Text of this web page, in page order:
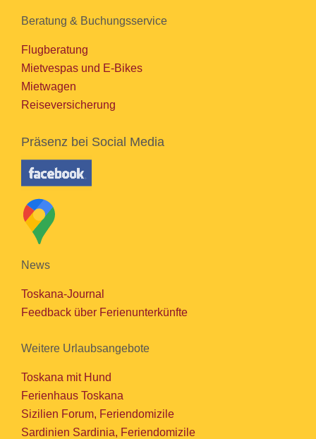
Beratung & Buchungsservice
Flugberatung
Mietvespas und E-Bikes
Mietwagen
Reiseversicherung
Präsenz bei Social Media
News
Toskana-Journal
Feedback über Ferienunterkünfte
Weitere Urlaubsangebote
Toskana mit Hund
Ferienhaus Toskana
Sizilien Forum, Feriendomizile
Sardinien Sardinia, Feriendomizile